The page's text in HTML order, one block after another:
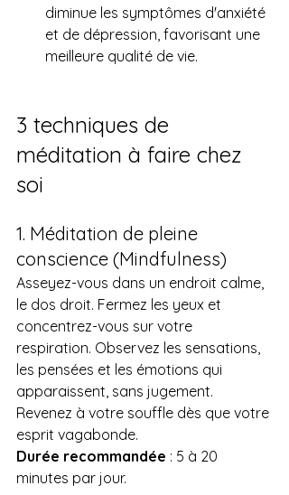
diminue les symptômes d'anxiété
et de dépression, favorisant une
meilleure qualité de vie.
3 techniques de
méditation à faire chez
soi
1. Méditation de pleine
conscience (Mindfulness)
Asseyez-vous dans un endroit calme,
le dos droit. Fermez les yeux et
concentrez-vous sur votre
respiration. Observez les sensations,
les pensées et les émotions qui
apparaissent, sans jugement.
Revenez à votre souffle dès que votre
esprit vagabonde.
Durée recommandée : 5 à 20
minutes par jour.